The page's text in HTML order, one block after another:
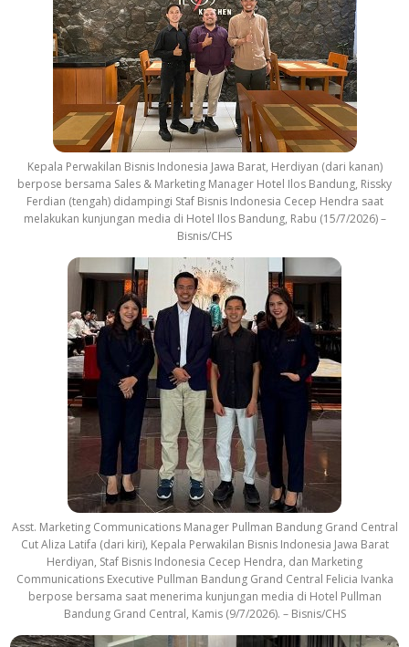
Kepala Perwakilan Bisnis Indonesia Jawa Barat, Herdiyan (dari kanan)
berpose bersama Sales & Marketing Manager Hotel Ilos Bandung, Rissky
Ferdian (tengah) didampingi Staf Bisnis Indonesia Cecep Hendra saat
melakukan kunjungan media di Hotel Ilos Bandung, Rabu (15/7/2026) –
Bisnis/CHS
Asst. Marketing Communications Manager Pullman Bandung Grand Central
Cut Aliza Latifa (dari kiri), Kepala Perwakilan Bisnis Indonesia Jawa Barat
Herdiyan, Staf Bisnis Indonesia Cecep Hendra, dan Marketing
Communications Executive Pullman Bandung Grand Central Felicia Ivanka
berpose bersama saat menerima kunjungan media di Hotel Pullman
Bandung Grand Central, Kamis (9/7/2026). – Bisnis/CHS